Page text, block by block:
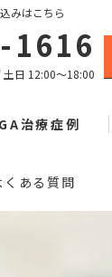
みはこちら
1616
土日 12:00〜18:00
治療症例
ある質問